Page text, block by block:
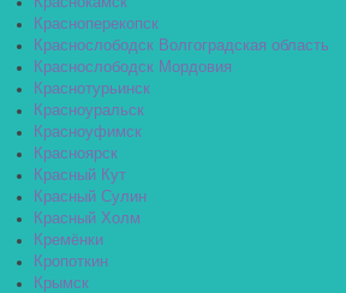
Красноперекопск
Краснослободск Волгоградская область
Краснослободск Мордовия
Краснотурьинск
Красноуральск
Красноуфимск
Красноярск
Красный Кут
Красный Сулин
Красный Холм
Кремёнки
Кропоткин
Крымск